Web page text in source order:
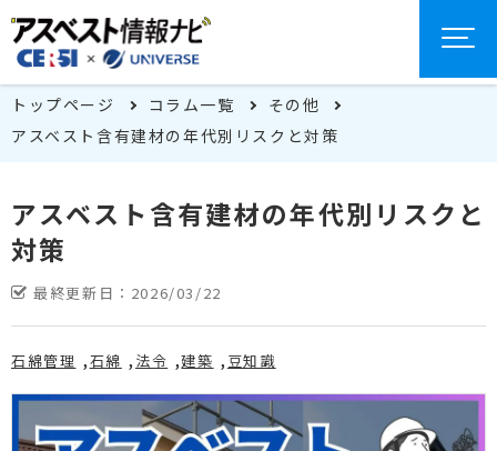
トップページ コラム一覧
その他
アスベスト含有建材の年代別リスクと対策
アスベスト含有建材の年代別リスクと
対策
最終更新日： 2026/03/22
石綿管理 石綿 法令 建築 豆知識